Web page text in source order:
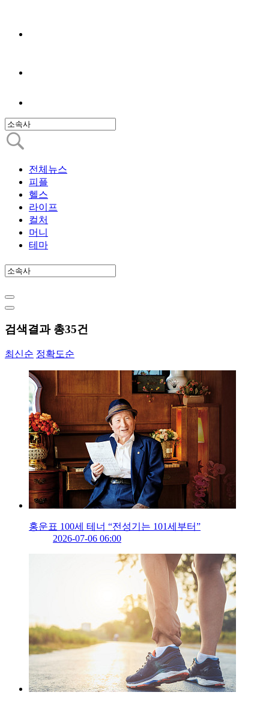
전체뉴스
피플
헬스
라이프
컬처
머니
테마
검색결과 총35건
최신순 정확도순
홍운표 100세 테너 “전성기는 101세부터”
2026-07-06 06:00